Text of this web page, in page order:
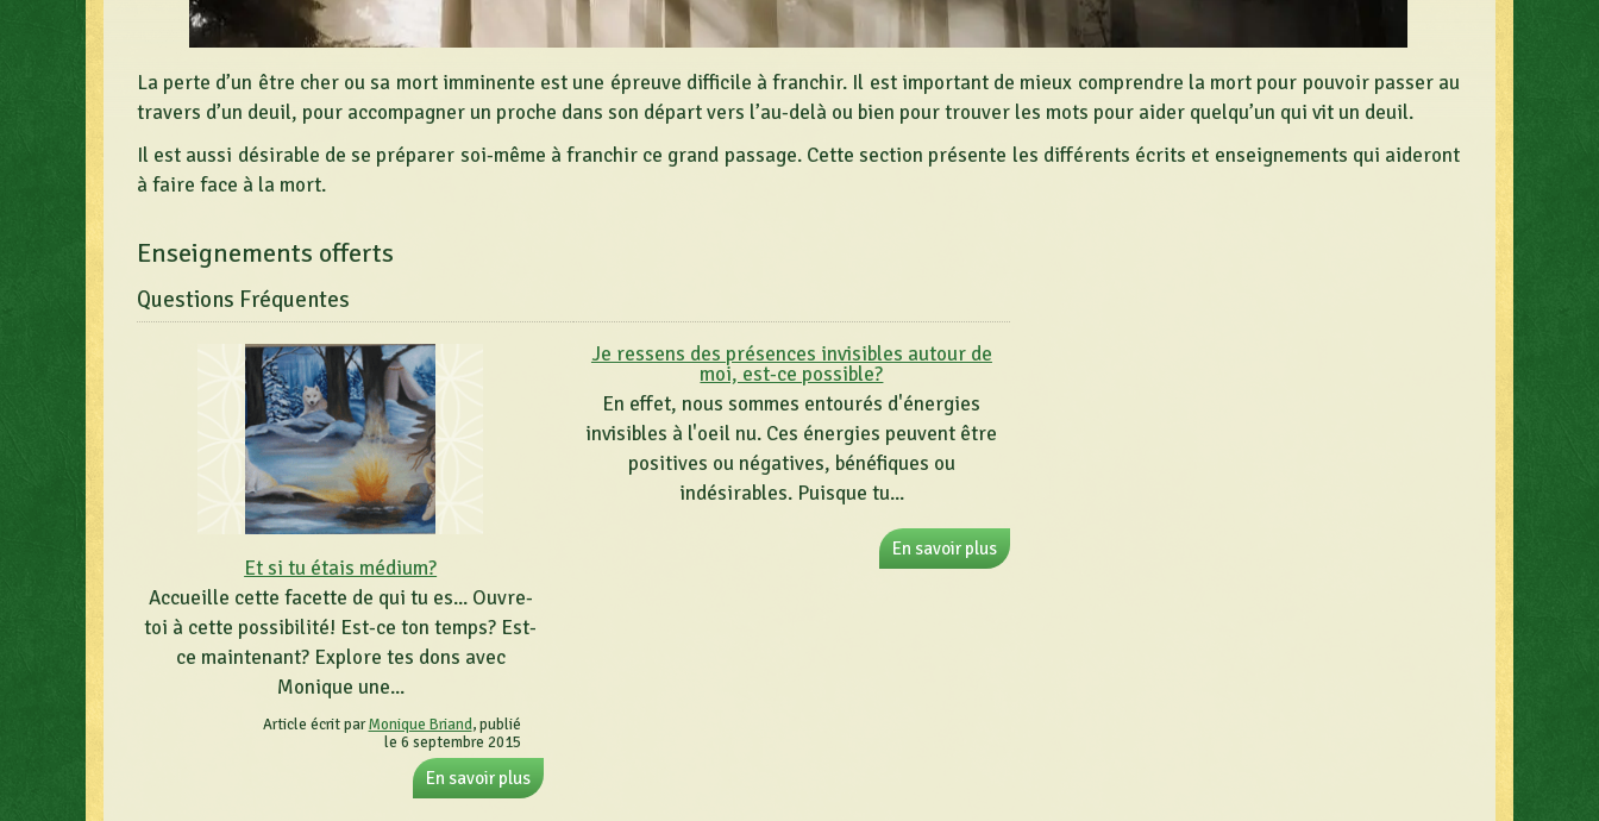
La perte d’un être cher ou sa mort imminente est une épreuve difficile à franchir. Il est important de mieux comprendre la mort pour pouvoir passer au
travers d’un deuil, pour accompagner un proche dans son départ vers l’au-delà ou bien pour trouver les mots pour aider quelqu’un qui vit un deuil.
Il est aussi désirable de se préparer soi-même à franchir ce grand passage. Cette section présente les différents écrits et enseignements qui aideront
à faire face à la mort.
Enseignements offerts
Questions Fréquentes
Et si tu étais médium?
Accueille cette facette de qui tu es... Ouvre-
toi à cette possibilité! Est-ce ton temps? Est-
ce maintenant? Explore tes dons avec
Monique une...
Article écrit parMonique Briand, publié
le 6 septembre 2015
En savoir plus
Je ressens des présences invisibles autour de
moi, est-ce possible?
En effet, nous sommes entourés d'énergies
invisibles à l'oeil nu. Ces énergies peuvent être
positives ou négatives, bénéfiques ou
indésirables. Puisque tu...
En savoir plus